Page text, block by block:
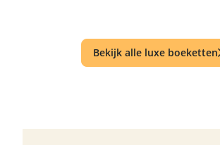
Bekijk alle luxe boeketten